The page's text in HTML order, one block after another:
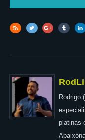
Rodrigo
platinas